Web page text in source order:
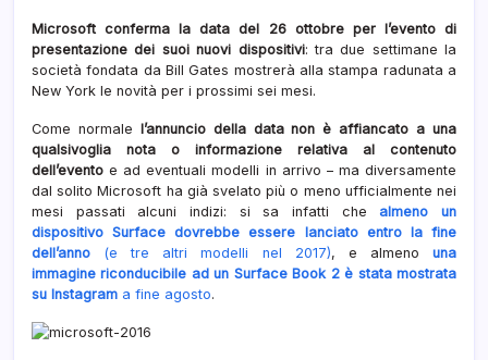
in
Microsoft conferma la data del 26 ottobre per l’evento di
presentazione dei suoi nuovi dispositivi: tra due settimane la
società fondata da Bill Gates mostrerà alla stampa radunata a
New York le novità per i prossimi sei mesi.
Come normale l’annuncio della data non è affiancato a una
qualsivoglia nota o informazione relativa al contenuto
dell’evento e ad eventuali modelli in arrivo – ma diversamente
dal solito Microsoft ha già svelato più o meno ufficialmente nei
mesi passati alcuni indizi: si sa infatti chealmeno un
dispositivo Surface dovrebbe essere lanciato entro la fine
dell’anno (e tre altri modelli nel 2017), e almenouna
immagine riconducibile ad un Surface Book 2 è stata mostrata
su Instagram a fine agosto.